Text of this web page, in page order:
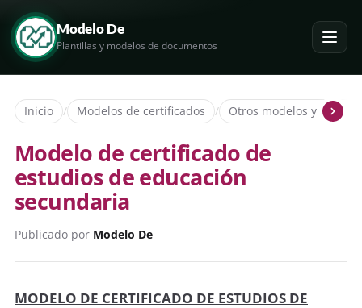
Modelo De
Plantillas y modelos de documentos
Inicio / Modelos de certificados / Otros modelos y
Modelo de certificado de
estudios de educación
secundaria
Publicado por Modelo De
MODELO DE CERTIFICADO DE ESTUDIOS DE